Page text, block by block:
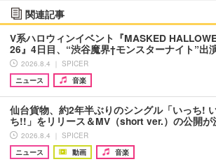
関連記事
V系ハロウィンイベント『MASKED
26』4日目、“渋谷魔界†モンスターナイト”出
2026.8.4 ｜ SPICER
ニュース
音楽
仙台貨物、約2年半ぶりのシングル「いっち!
ち!!」をリリース＆MV（short ver.）の公開
2026.8.4 ｜ SPICER
ニュース
動画 音楽